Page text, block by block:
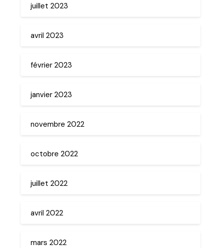
juillet 2023
avril 2023
février 2023
janvier 2023
novembre 2022
octobre 2022
juillet 2022
avril 2022
mars 2022